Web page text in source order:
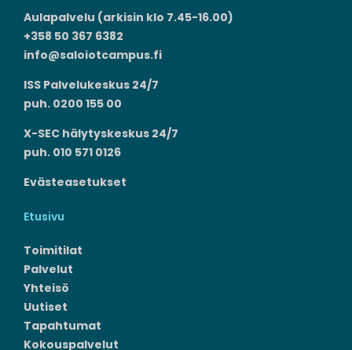
Aulapalvelu (arkisin klo 7.45-16.00)
+358 50 367 6382
info@saloiotcampus.fi
ISS Palvelukeskus 24/7
puh. 0200 155 00
X-SEC hälytyskeskus 24/7
puh. 010 571 0126
Evästeasetukset
Etusivu
Toimitilat
Palvelut
Yhteisö
Uutiset
Tapahtumat
Kokouspalvelut